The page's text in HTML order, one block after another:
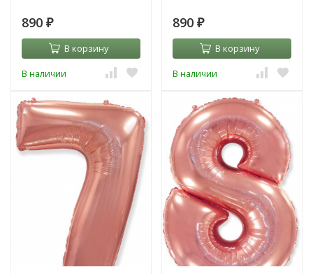
890 ₽
В корзину
В наличии
890 ₽
В корзину
В наличии